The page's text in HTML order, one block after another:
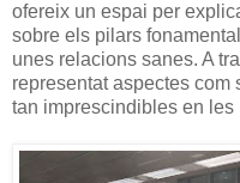
ofereix un espai per
sobre els pilars
unes relacions sanes. A
representat aspectes com
tan imprescindibles en les